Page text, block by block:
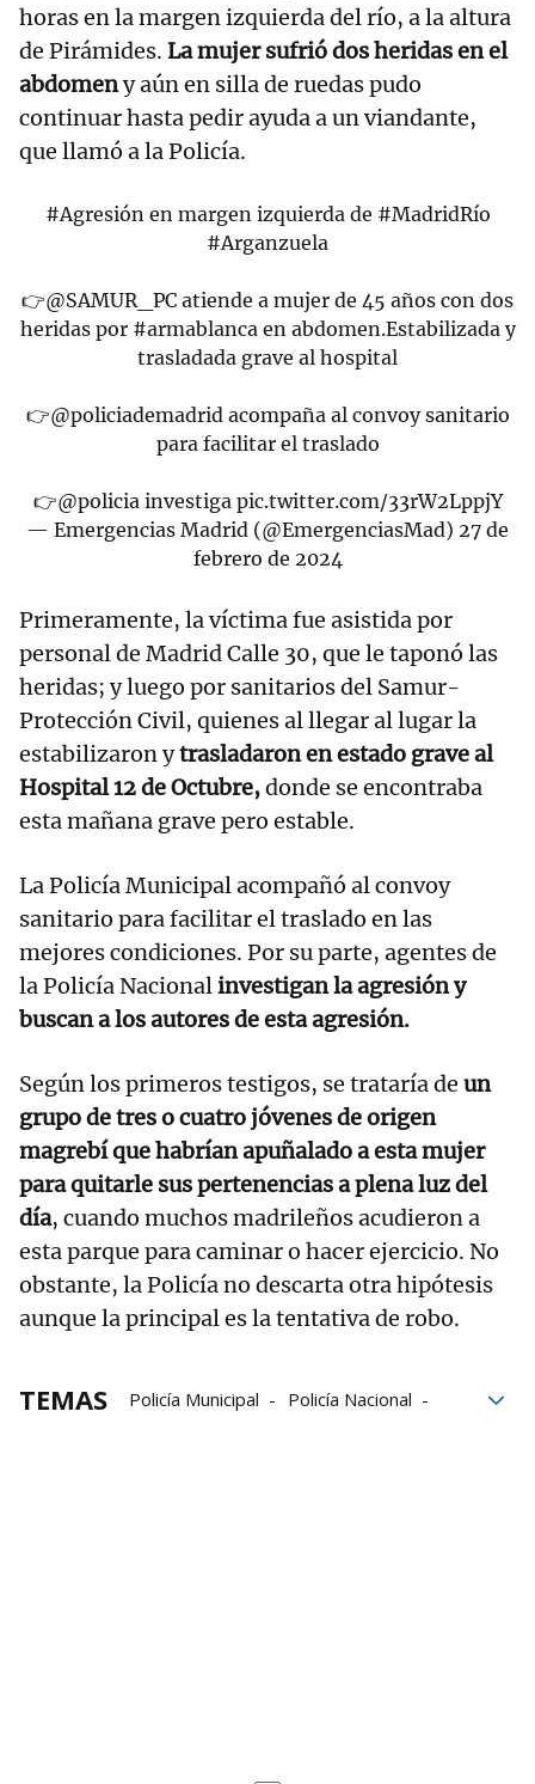
horas en la margen izquierda del río, a la altura
de Pirámides. La mujer sufrió dos heridas en el
abdomeny aún en silla de ruedas pudo
continuar hasta pedir ayuda a un viandante,
que llamó a la Policía.
#Agresiónen margen izquierda de #MadridRío
#Arganzuela
👉@SAMUR_PC atiende a mujer de 45 años con dos
heridas por #armablancaen abdomen.Estabilizada y
trasladada grave al hospital
👉@policiademadridacompaña al convoy sanitario
para facilitar el traslado
👉@policiainvestiga pic.twitter.com/33rW2LppjY
— Emergencias Madrid (@EmergenciasMad) 27 de
febrero de 2024
Primeramente, la víctima fue asistida por
personal de Madrid Calle 30, que le taponó las
heridas; y luego por sanitarios del Samur-
Protección Civil, quienes al llegar al lugar la
estabilizaron ytrasladaron en estado grave al
Hospital 12 de Octubre,donde se encontraba
esta mañana grave pero estable.
La Policía Municipal acompañó al convoy
sanitario para facilitar el traslado en las
mejores condiciones. Por su parte, agentes de
la Policía Nacionalinvestigan la agresión y
buscan a los autores de esta agresión.
Según los primeros testigos, se trataría de un
grupo de tres o cuatro jóvenes de origen
magrebí que habrían apuñalado a esta mujer
para quitarle sus pertenencias a plena luz del
día, cuando muchos madrileños acudieron a
esta parque para caminar o hacer ejercicio. No
obstante, la Policía no descarta otra hipótesis
aunque la principal es la tentativa de robo.
TEMAS Policía Municipal
Policía Nacional